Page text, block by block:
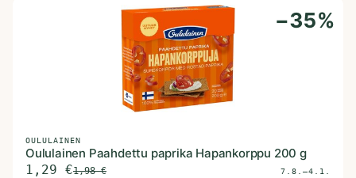
−35%
OULULAINEN
Oululainen Paahdettu paprika Hapankorppu 200 g
1,29 €1,98€ 7.8.–4.1.